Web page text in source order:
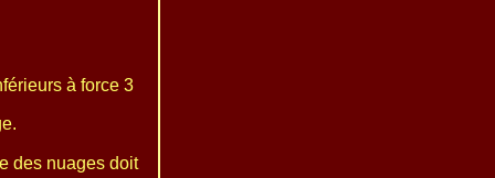
à force 3
des nuages doit